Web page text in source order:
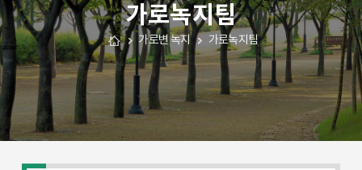
문서위치
가로녹지팀
가로변 녹지 가로녹지팀